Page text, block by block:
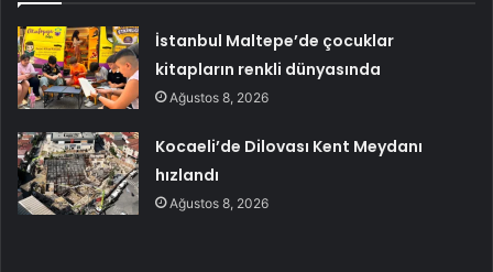
İstanbul Maltepe’de çocuklar
kitapların renkli dünyasında
Ağustos 8, 2026
Kocaeli’de Dilovası Kent Meydanı
hızlandı
Ağustos 8, 2026